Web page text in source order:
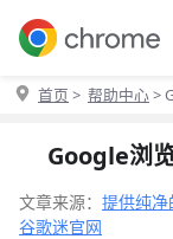
首页 > 帮助中心>
Google浏
文章来源： 提供纯
谷歌迷官网